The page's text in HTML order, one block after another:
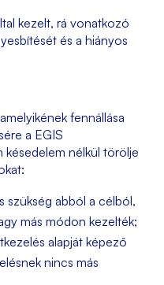
kezelt, rá vonatkozó
és a hiányos
fennállása
a EGIS
késedelem nélkül törölje
szükség abból a célból,
más módon kezelték;
alapját képező
nincs más